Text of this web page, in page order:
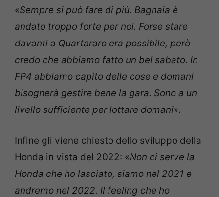
«Sempre si può fare di più. Bagnaia è
andato troppo forte per noi. Forse stare
davanti a Quartararo era possibile, però
credo che abbiamo fatto un bel sabato. In
FP4 abbiamo capito delle cose e domani
bisognerà gestire bene la gara. Sono a un
livello sufficiente per lottare domani».
Infine gli viene chiesto dello sviluppo della
Honda in vista del 2022: «Non ci serve la
Honda che ho lasciato, siamo nel 2021 e
andremo nel 2022. Il feeling che ho